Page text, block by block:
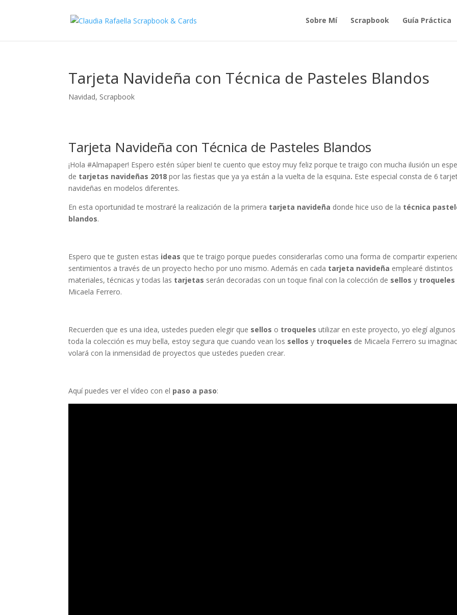
Sobre Mí Scrapbook Guía Práctica
Tarjeta Navideña con Técnica de Pasteles Blandos
Navidad, Scrapbook
Tarjeta Navideña con Técnica de Pasteles Blandos
¡Hola #Almapaper! Espero estén súper bien! te cuento que estoy muy feliz porque te traigo con mucha ilusión un
de tarjetas navideñas 2018 por las fiestas que ya ya están a la vuelta de la esquina. Este especial consta de 6
navideñas en modelos diferentes.
En esta oportunidad te mostraré la realización de la primera tarjeta navideña donde hice uso de la técnica
blandos.
Espero que te gusten estas ideas que te traigo porque puedes considerarlas como una forma de compartir
sentimientos a través de un proyecto hecho por uno mismo. Además en cada tarjeta navideña emplearé distintos
materiales, técnicas y todas las tarjetas serán decoradas con un toque final con la colección de sellosy troqueles
Micaela Ferrero.
Recuerden que es una idea, ustedes pueden elegir que sellos o troqueles utilizar en este proyecto, yo elegí
toda la colección es muy bella, estoy segura que cuando vean los sellos y troqueles de Micaela Ferrero su
volará con la inmensidad de proyectos que ustedes pueden crear.
Aquí puedes ver el vídeo con el paso a paso: